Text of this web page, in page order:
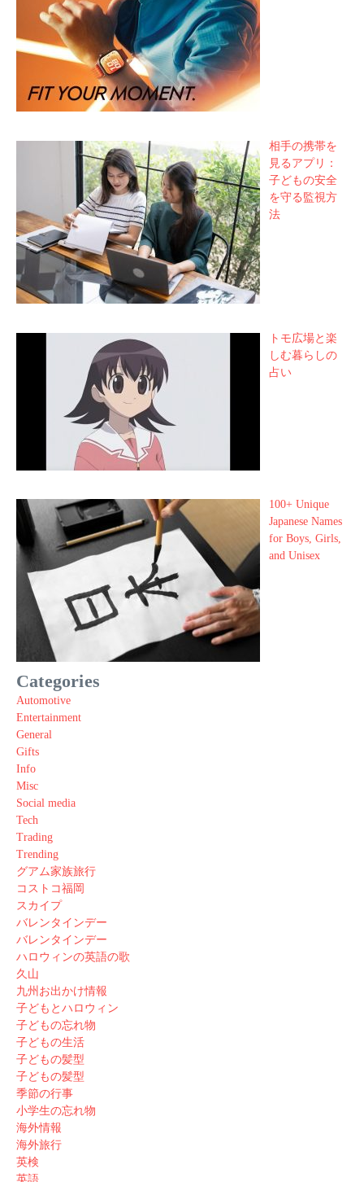
相手の携帯を
見るアプリ：
子どもの安全
を守る監視方
法
トモ広場と楽
しむ暮らしの
占い
100+ Unique
Japanese Names
for Boys, Girls,
and Unisex
Categories
Automotive
Entertainment
General
Gifts
Info
Misc
Social media
Tech
Trading
Trending
グアム家族旅行
コストコ福岡
スカイプ
バレンタインデー
バレンタインデー
ハロウィンの英語の歌
久山
九州お出かけ情報
子どもとハロウィン
子どもの忘れ物
子どもの生活
子どもの髪型
子どもの髪型
季節の行事
小学生の忘れ物
海外情報
海外旅行
英検
英語